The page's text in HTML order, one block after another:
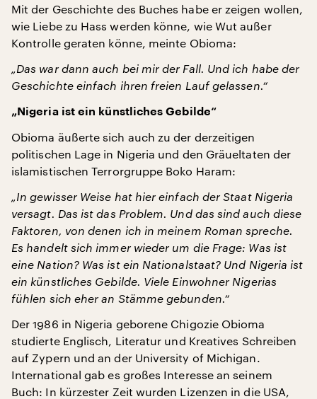
Mit der Geschichte des Buches habe er zeigen wollen,
wie Liebe zu Hass werden könne, wie Wut außer
Kontrolle geraten könne, meinte Obioma:
„Das war dann auch bei mir der Fall. Und ich habe der
Geschichte einfach ihren freien Lauf gelassen.“
„Nigeria ist ein künstliches Gebilde“
Obioma äußerte sich auch zu der derzeitigen
politischen Lage in Nigeria und den Gräueltaten der
islamistischen Terrorgruppe Boko Haram:
„In gewisser Weise hat hier einfach der Staat Nigeria
versagt. Das ist das Problem. Und das sind auch diese
Faktoren, von denen ich in meinem Roman spreche.
Es handelt sich immer wieder um die Frage: Was ist
eine Nation? Was ist ein Nationalstaat? Und Nigeria ist
ein künstliches Gebilde. Viele Einwohner Nigerias
fühlen sich eher an Stämme gebunden.“
Der 1986 in Nigeria geborene Chigozie Obioma
studierte Englisch, Literatur und Kreatives Schreiben
auf Zypern und an der University of Michigan.
International gab es großes Interesse an seinem
Buch: In kürzester Zeit wurden Lizenzen in die USA,